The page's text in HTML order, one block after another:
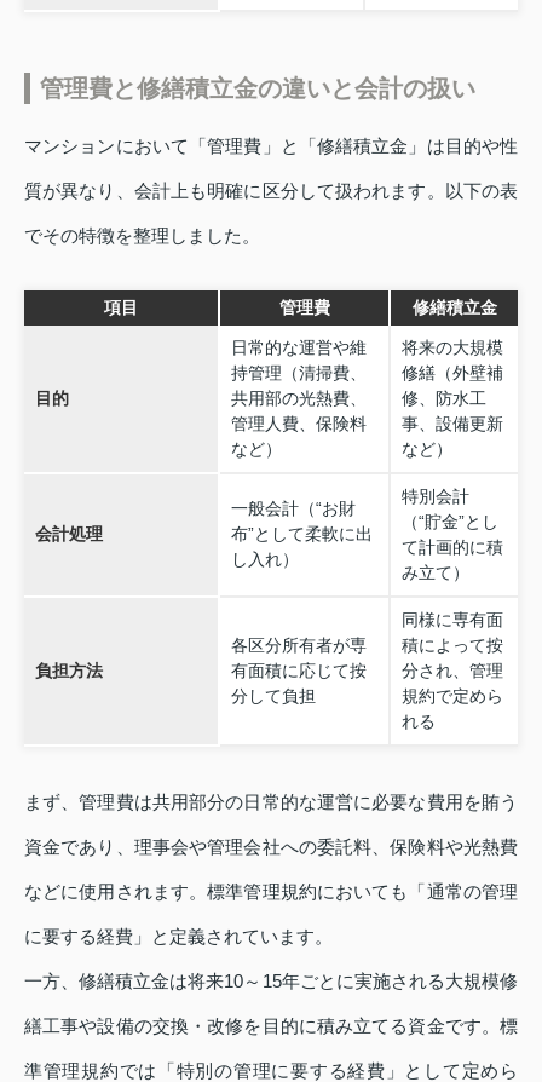
管理費と修繕積立金の違いと会計の扱い
マンションにおいて「管理費」と「修繕積立金」は目的や性
質が異なり、会計上も明確に区分して扱われます。以下の表
でその特徴を整理しました。
項目 管理費 修繕積立金
目的
日常的な運営や維
持管理（清掃費、
共用部の光熱費、
管理人費、保険料
など）
将来の大規模
修繕（外壁補
修、防水工
事、設備更新
など）
会計処理
一般会計（“お財
布”として柔軟に出
し入れ）
特別会計
（“貯金”とし
て計画的に積
み立て）
負担方法
各区分所有者が専
有面積に応じて按
分して負担
同様に専有面
積によって按
分され、管理
規約で定めら
れる
まず、管理費は共用部分の日常的な運営に必要な費用を賄う
資金であり、理事会や管理会社への委託料、保険料や光熱費
などに使用されます。標準管理規約においても「通常の管理
に要する経費」と定義されています。
一方、修繕積立金は将来10～15年ごとに実施される大規模修
繕工事や設備の交換・改修を目的に積み立てる資金です。標
準管理規約では「特別の管理に要する経費」として定めら